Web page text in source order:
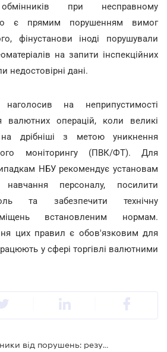
при несправному
що є прямим порушенням вимог
фінустанови іноді порушували
на запити інспекційних
недостовірні дані.
на неприпустимості
валютних операцій, коли великі
дрібніші з метою уникнення
моніторингу (ПВК/ФТ). Для
НБУ рекомендує установам
персоналу, посилити
та забезпечити технічну
встановленим нормам.
цих правил є обов'язковим для
у сфері торгівлі валютними
НБУ застерігає обмінники від порушень: результати перевірок та рекомендації регулятора